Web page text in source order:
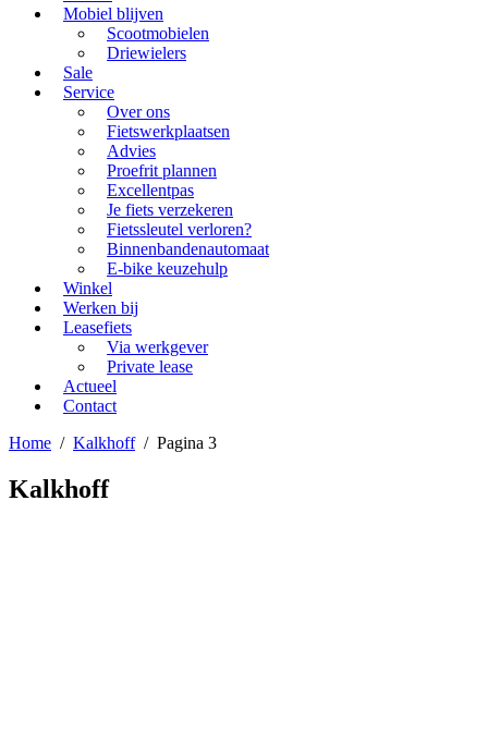
Mobiel blijven
Scootmobielen
Driewielers
Sale
Service
Over ons
Fietswerkplaatsen
Advies
Proefrit plannen
Excellentpas
Je fiets verzekeren
Fietssleutel verloren?
Binnenbandenautomaat
E-bike keuzehulp
Winkel
Werken bij
Leasefiets
Via werkgever
Private lease
Actueel
Contact
Home / Kalkhoff/ Pagina 3
Kalkhoff